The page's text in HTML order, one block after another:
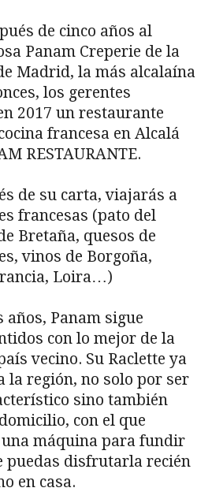
de cinco años al
Panam Creperie de la
Madrid, la más alcalaína
los gerentes
2017 un restaurante
francesa en Alcalá
RESTAURANTE.
de su carta, viajarás a
francesas (pato del
Bretaña, quesos de
vinos de Borgoña,
Loira…)
años, Panam sigue
con lo mejor de la
vecino. Su Raclette ya
la región, no solo por ser
sino también
con el que
máquina para fundir
puedas disfrutarla recién
en casa.